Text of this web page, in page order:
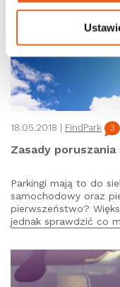
18.05.2018 | FindPark 3
Zasady
Parkingi mają to do
samochodowy oraz
pierwszeństwo?
jednak sprawdzić co